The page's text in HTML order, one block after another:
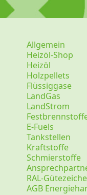
Allgemein
Heizöl-Shop
Heizöl
Holzpellets
Flüssiggase
LandGas
LandStrom
E-Fuels
Tankstellen
Kraftstoffe
Schmierstoffe
RAL-
AGB